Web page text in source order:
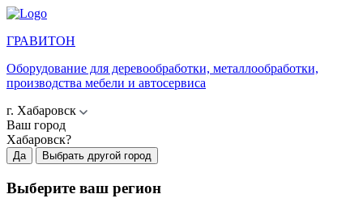
ГРАВИТОН
Оборудование для деревообработки, металлообработки,
производства мебели и автосервиса
г. Хабаровск
Ваш город
Хабаровск?
Да Выбрать другой город
Выберите ваш регион